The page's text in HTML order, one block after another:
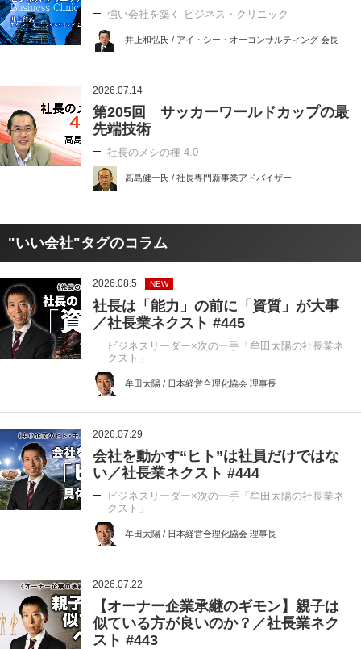
強い会社を築く ビジネス・クリニック
井上和弘氏 / アイ・シー・オーコンサルティング 会長
2026.07.14
第205回 サッカーワールドカップの最
先端技術
社長のメシの種 4.0
高島健一氏 / 社長専門新事業アドバイザー
"いい会社"タグのコラム
2026.08.5 NEW
社長は「能力」の前に「資質」が大事
／社長業ネクスト #445
ビジネスリーダー×次の一手「牟田太陽の社長業ネ
クスト」
牟田太陽 / 日本経営合理化協会 理事長
2026.07.29
会社を動かす“ヒト”は社員だけではな
い／社長業ネクスト #444
ビジネスリーダー×次の一手「牟田太陽の社長業ネ
クスト」
牟田太陽 / 日本経営合理化協会 理事長
2026.07.22
【オーナー企業承継のギモン】親子は
似ている方が良いのか？／社長業ネク
スト #443